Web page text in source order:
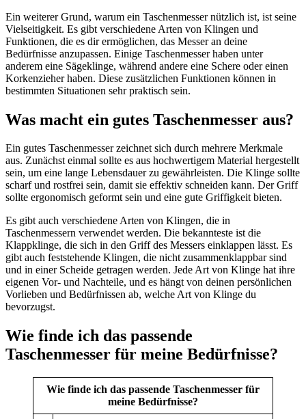
Ein weiterer Grund, warum ein Taschenmesser nützlich ist, ist seine
Vielseitigkeit. Es gibt verschiedene Arten von Klingen und
Funktionen, die es dir ermöglichen, das Messer an deine
Bedürfnisse anzupassen. Einige Taschenmesser haben unter
anderem eine Sägeklinge, während andere eine Schere oder einen
Korkenzieher haben. Diese zusätzlichen Funktionen können in
bestimmten Situationen sehr praktisch sein.
Was macht ein gutes Taschenmesser aus?
Ein gutes Taschenmesser zeichnet sich durch mehrere Merkmale
aus. Zunächst einmal sollte es aus hochwertigem Material hergestellt
sein, um eine lange Lebensdauer zu gewährleisten. Die Klinge sollte
scharf und rostfrei sein, damit sie effektiv schneiden kann. Der Griff
sollte ergonomisch geformt sein und eine gute Griffigkeit bieten.
Es gibt auch verschiedene Arten von Klingen, die in
Taschenmessern verwendet werden. Die bekannteste ist die
Klappklinge, die sich in den Griff des Messers einklappen lässt. Es
gibt auch feststehende Klingen, die nicht zusammenklappbar sind
und in einer Scheide getragen werden. Jede Art von Klinge hat ihre
eigenen Vor- und Nachteile, und es hängt von deinen persönlichen
Vorlieben und Bedürfnissen ab, welche Art von Klinge du
bevorzugst.
Wie finde ich das passende
Taschenmesser für meine Bedürfnisse?
Wie finde ich das passende Taschenmesser für
meine Bedürfnisse?